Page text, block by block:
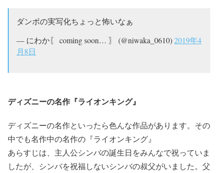
ダンボの実写化ちょっと怖いなぁ
— にわか〖 coming soon… 〗 (@niwaka_0610)2019年4
月8日
ディズニーの名作『ライオンキング』
ディズニーの名作といったら色んな作品があります。その
中でも名作中の名作の『ライオンキング』
あらすじは、主人公シンバの誕生日をみんなで祝っていま
したが、シンバを祝福しないシンバの叔父がいました。父